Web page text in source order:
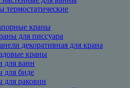
термостатические
краны
для писсуара
декоративная для крана
краны
для ванн
биде
раковин